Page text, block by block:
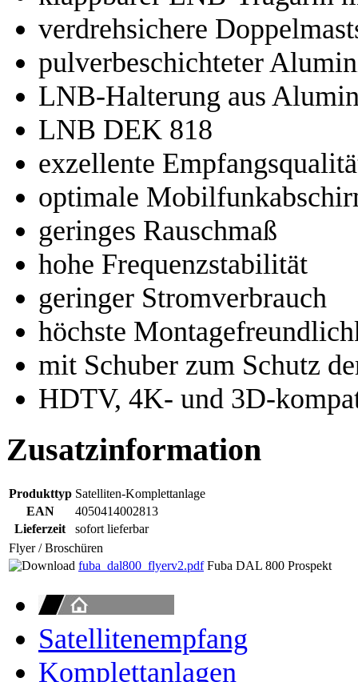
verdrehsichere
pulverbeschichteter
LNB-Halterung aus
LNB DEK 818
exzellente
optimale
geringes Rauschmaß
hohe Frequenzstabilität
geringer Stromverbrauch
höchste
mit Schuber zum Schutz
HDTV, 4K- und 3D-
Zusatzinformation
Produkttyp Satelliten-Komplettanlage
EAN
4050414002813
Lieferzeit
sofort lieferbar
Flyer / Broschüren
fuba_dal800_flyerv2.pdf Fuba DAL 800 Prospekt
Satellitenempfang
Komplettanlagen